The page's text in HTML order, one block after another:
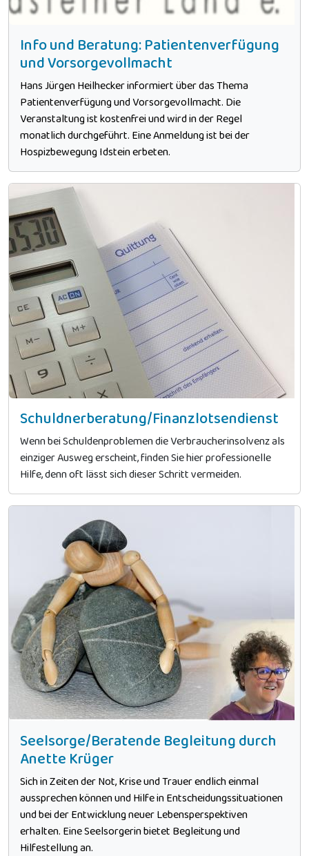
Info und Beratung: Patientenverfügung
und Vorsorgevollmacht
Hans Jürgen Heilhecker informiert über das Thema
Patientenverfügung und Vorsorgevollmacht. Die
Veranstaltung ist kostenfrei und wird in der Regel
monatlich durchgeführt. Eine Anmeldung ist bei der
Hospizbewegung Idstein erbeten.
Schuldnerberatung/Finanzlotsendienst
Wenn bei Schuldenproblemen die Verbraucherinsolvenz als
einziger Ausweg erscheint, finden Sie hier professionelle
Hilfe, denn oft lässt sich dieser Schritt vermeiden.
Seelsorge/Beratende Begleitung durch
Anette Krüger
Sich in Zeiten der Not, Krise und Trauer endlich einmal
aussprechen können und Hilfe in Entscheidungssituationen
und bei der Entwicklung neuer Lebensperspektiven
erhalten. Eine Seelsorgerin bietet Begleitung und
Hilfestellung an.